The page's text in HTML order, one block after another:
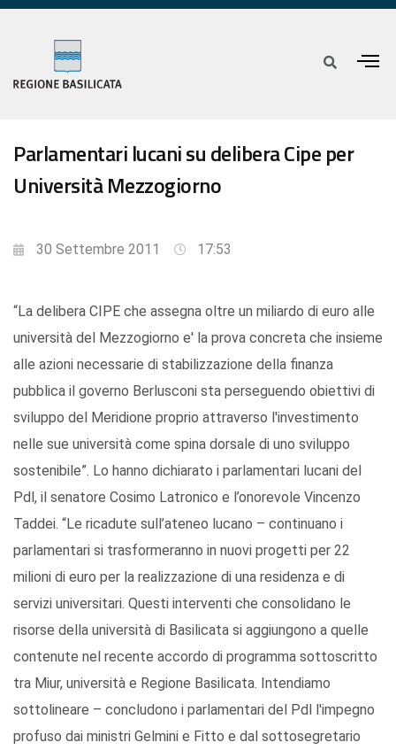
Parlamentari lucani su delibera Cipe per
Università Mezzogiorno
30 Settembre 2011 17:53
“La delibera CIPE che assegna oltre un miliardo di euro alle
università del Mezzogiorno e' la prova concreta che insieme
alle azioni necessarie di stabilizzazione della finanza
pubblica il governo Berlusconi sta perseguendo obiettivi di
sviluppo del Meridione proprio attraverso l'investimento
nelle sue università come spina dorsale di uno sviluppo
sostenibile”. Lo hanno dichiarato i parlamentari lucani del
Pdl, il senatore Cosimo Latronico e l’onorevole Vincenzo
Taddei. “Le ricadute sull’ateneo lucano – continuano i
parlamentari si trasformeranno in nuovi progetti per 22
milioni di euro per la realizzazione di una residenza e di
servizi universitari. Questi interventi che consolidano le
risorse della università di Basilicata si aggiungono a quelle
contenute nel recente accordo di programma sottoscritto
tra Miur, università e Regione Basilicata. Intendiamo
sottolineare – concludono i parlamentari del Pdl l'impegno
profuso dai ministri Gelmini e Fitto e dal sottosegretario